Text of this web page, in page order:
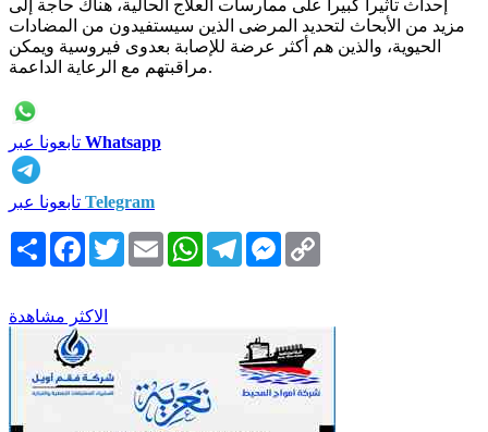
إحداث تأثيرا كبيرا على ممارسات العلاج الحالية، هناك حاجة إلى
مزيد من الأبحاث لتحديد المرضى الذين سيستفيدون من المضادات
الحيوية، والذين هم أكثر عرضة للإصابة بعدوى فيروسية ويمكن
مراقبتهم مع الرعاية الداعمة.
Whatsapp
Telegram
انشر Facebook
TwitterEmail WhatsAppTelegramMessenger
الاكثر مشاهدة